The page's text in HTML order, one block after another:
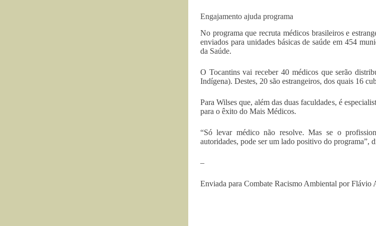
Engajamento ajuda programa
No programa que recruta médicos brasileiros e
enviados para unidades básicas de saúde em 454
da Saúde.
O Tocantins vai receber 40 médicos que serão
Indígena). Destes, 20 são estrangeiros, dos quais 16
Para Wilses que, além das duas faculdades, é
para o êxito do Mais Médicos.
“Só levar médico não resolve. Mas se o
autoridades, pode ser um lado positivo do programa”,
–
Enviada para Combate Racismo Ambiental por Flávio